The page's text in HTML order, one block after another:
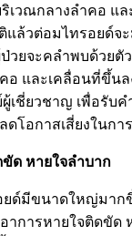
เวณกลางลำคอ แ
แล้วต่อมไทรอยด์จ
ยจะคลำพบด้วยตัว
และเคลื่อนที่ขึ้นล
เชี่ยวชาญ เพื่อรับค
ดโอกาสเสี่ยงในกา
ด หายใจลำบาก
ด์มีขนาดใหญ่มาก
การหายใจติดขัด